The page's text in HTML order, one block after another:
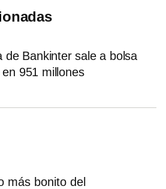
de Bankinter sale a bolsa
951 millones
más bonito del